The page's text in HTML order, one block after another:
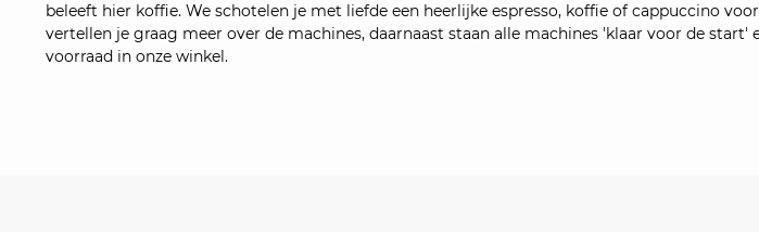
beleeft hier koffie. We schotelen je met liefde een heerlijke espresso, koffie of cappuccino
vertellen je graag meer over de machines, daarnaast staan alle machines 'klaar voor de start'
voorraad in onze winkel.